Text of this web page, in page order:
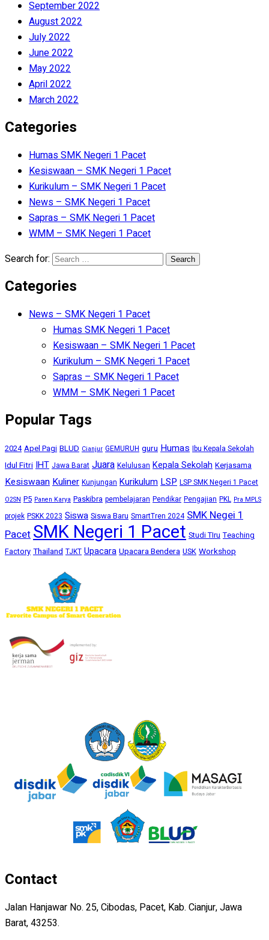
September 2022
August 2022
July 2022
June 2022
May 2022
April 2022
March 2022
Categories
Humas SMK Negeri 1 Pacet
Kesiswaan – SMK Negeri 1 Pacet
Kurikulum – SMK Negeri 1 Pacet
News – SMK Negeri 1 Pacet
Sapras – SMK Negeri 1 Pacet
WMM – SMK Negeri 1 Pacet
Search for:
Categories
News – SMK Negeri 1 Pacet
Humas SMK Negeri 1 Pacet
Kesiswaan – SMK Negeri 1 Pacet
Kurikulum – SMK Negeri 1 Pacet
Sapras – SMK Negeri 1 Pacet
WMM – SMK Negeri 1 Pacet
Popular Tags
2024 Apel Pagi BLUD Cianjur GEMURUH guru Humas Ibu Kepala Sekolah
Idul Fitri IHT Jawa Barat Juara Kelulusan Kepala Sekolah Kerjasama
Kesiswaan Kuliner Kunjungan Kurikulum LSP LSP SMK Negeri 1 Pacet
O2SN P5 Panen Karya Paskibra pembelajaran Pendikar Pengajian PKL Pra MPLS
projek PSKK 2023 Siswa Siswa Baru SmartTren 2024 SMK Negei 1
PacetSMK Negeri 1 Pacet Studi TIru Teaching
Factory Thailand TJKT Upacara Upacara Bendera USK Workshop
Contact
Jalan Hanjawar No. 25, Cibodas, Pacet, Kab. Cianjur, Jawa
Barat, 43253.